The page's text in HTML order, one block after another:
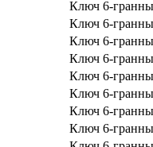
Ключ 6-
Ключ 6-
Ключ 6-
Ключ 6-
Ключ 6-
Ключ 6-
Ключ 6-
Ключ 6-